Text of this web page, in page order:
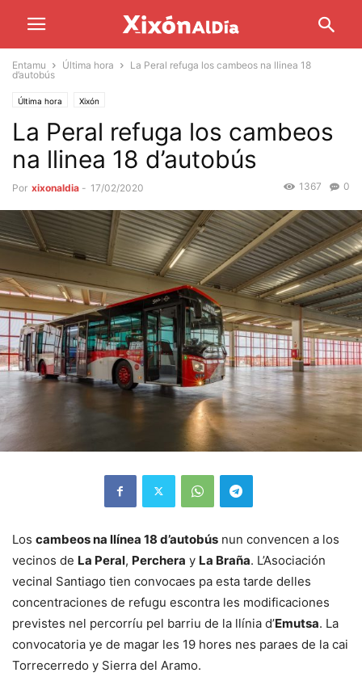
Entamu Última hora
La Peral refuga los cambeos na llinea 18
d’autobús
Última hora Xixón
La Peral refuga los cambeos
na llinea 18 d’autobús
Por xixonaldia - 17/02/2020 0
1367
Los cambeos na llínea 18 d’autobús nun convencen a los
vecinos de La Peral, Perchera y La Braña. L’Asociación
vecinal Santiago tien convocaes pa esta tarde delles
concentraciones de refugu escontra les modificaciones
previstes nel percorríu pel barriu de la llínia d’Emutsa. La
convocatoria ye de magar les 19 hores nes paraes de la cai
Torrecerredo y Sierra del Aramo.